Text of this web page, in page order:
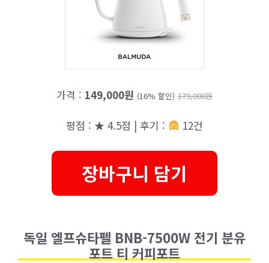
가격 : 149,000원 (16% 할인) 179,000원
평점 : ★ 4.5점 | 후기 : 12건
장바구니 담기
독일 엘프슈타펠 BNB-7500W 전기 분유
포트 티 커피포트